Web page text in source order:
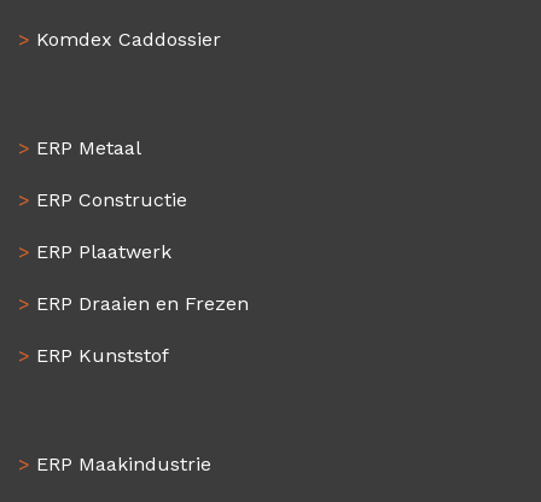
> Komdex Caddossier
> ERP Metaal
> ERP Constructie
> ERP Plaatwerk
> ERP Draaien en Frezen
> ERP Kunststof
> ERP Maakindustrie